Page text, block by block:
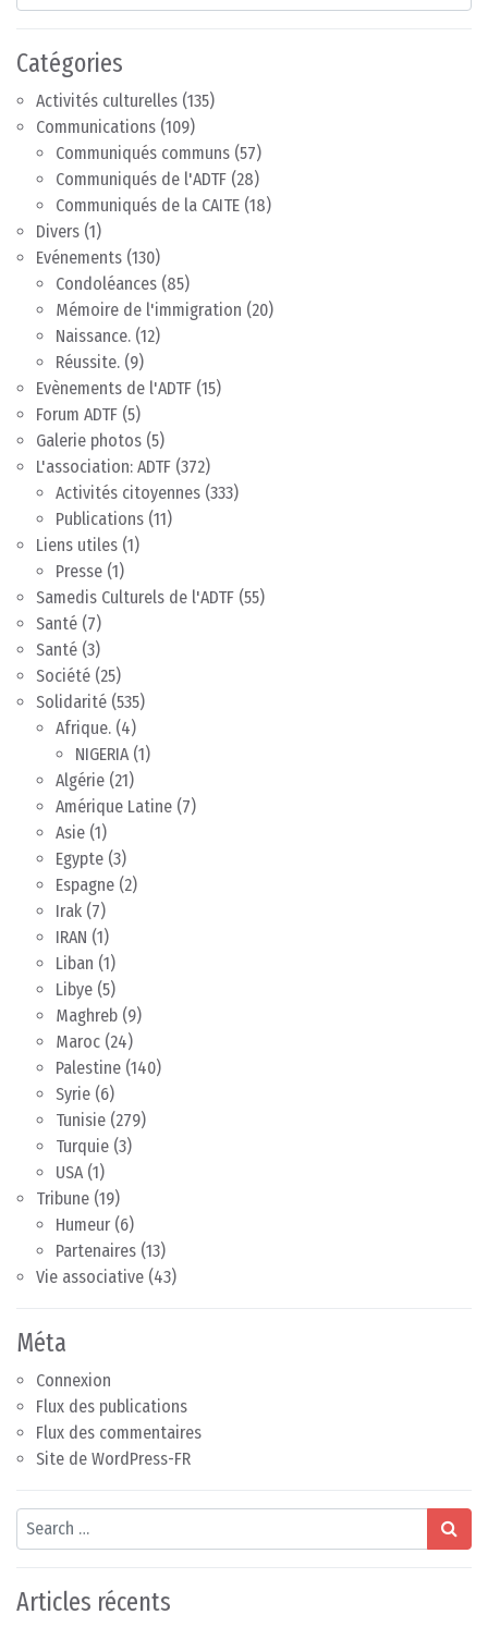
Catégories
Activités culturelles (135)
Communications (109)
Communiqués communs (57)
Communiqués de l'ADTF (28)
Communiqués de la CAITE (18)
Divers (1)
Evénements (130)
Condoléances (85)
Mémoire de l'immigration (20)
Naissance. (12)
Réussite. (9)
Evènements de l'ADTF (15)
Forum ADTF (5)
Galerie photos (5)
L'association: ADTF (372)
Activités citoyennes (333)
Publications (11)
Liens utiles (1)
Presse (1)
Samedis Culturels de l'ADTF (55)
Santé (7)
Santé (3)
Société (25)
Solidarité (535)
Afrique. (4)
NIGERIA(1)
Algérie (21)
Amérique Latine (7)
Asie (1)
Egypte (3)
Espagne (2)
Irak (7)
IRAN (1)
Liban (1)
Libye (5)
Maghreb (9)
Maroc (24)
Palestine (140)
Syrie (6)
Tunisie (279)
Turquie (3)
USA(1)
Tribune (19)
Humeur (6)
Partenaires (13)
Vie associative (43)
Méta
Connexion
Flux des publications
Flux des commentaires
Site de WordPress-FR
Search
Articles récents